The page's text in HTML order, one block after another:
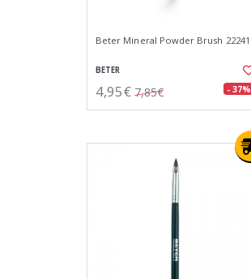
Beter Mineral Powder Brush 22241
BETER
4,95€ 7,85€ - 37%